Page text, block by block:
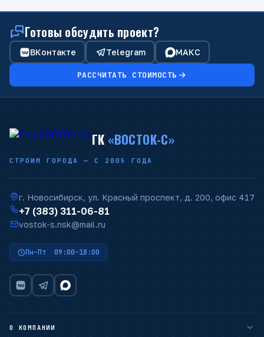
Готовы обсудить проект?
ВКонтакте Telegram МАКС
РАССЧИТАТЬ СТОИМОСТЬ
ГК «ВОСТОК-С»
СТРОИМ ГОРОДА — С 2005 ГОДА
г. Новосибирск, ул. Красный проспект, д. 200, офис 417
+7 (383) 311-06-81
vostok-s.nsk@mail.ru
Пн–Пт 09:00–18:00
О КОМПАНИИ